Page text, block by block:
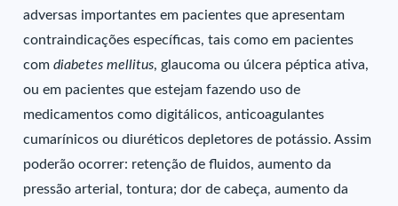
adversas importantes em pacientes que apresentam
contraindicações específicas, tais como em pacientes
comdiabetes mellitus, glaucoma ou úlcera péptica ativa,
ou em pacientes que estejam fazendo uso de
medicamentos como digitálicos, anticoagulantes
cumarínicos ou diuréticos depletores de potássio. Assim
poderão ocorrer: retenção de fluidos, aumento da
pressão arterial, tontura; dor de cabeça, aumento da